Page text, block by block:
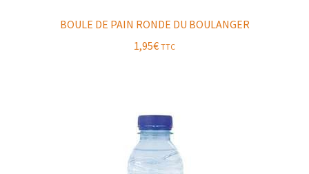
BOULE DE PAIN RONDE DU BOULANGER
1,95€ TTC